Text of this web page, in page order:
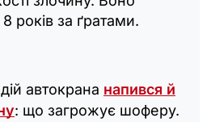
років за ґратами.
автокрана напився й
: що загрожує шоферу.